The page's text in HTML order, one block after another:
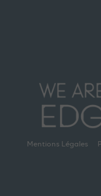
Mentions Légales